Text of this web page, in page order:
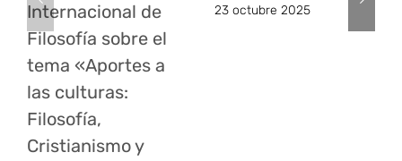
Internacional de
Filosofía sobre el
tema «Aportes a
las culturas:
Filosofía,
Cristianismo y
23 octubre 2025